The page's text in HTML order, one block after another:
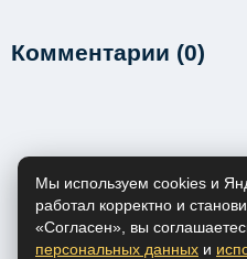
Комментарии (0)
Мы используем cookies и
работал корректно и
«Согласен», вы
персональных данных и